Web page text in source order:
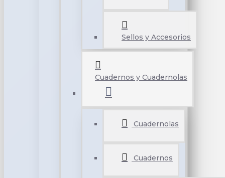
Sellos y Accesorios
Cuadernos y Cuadernolas
Cuadernolas
Cuadernos